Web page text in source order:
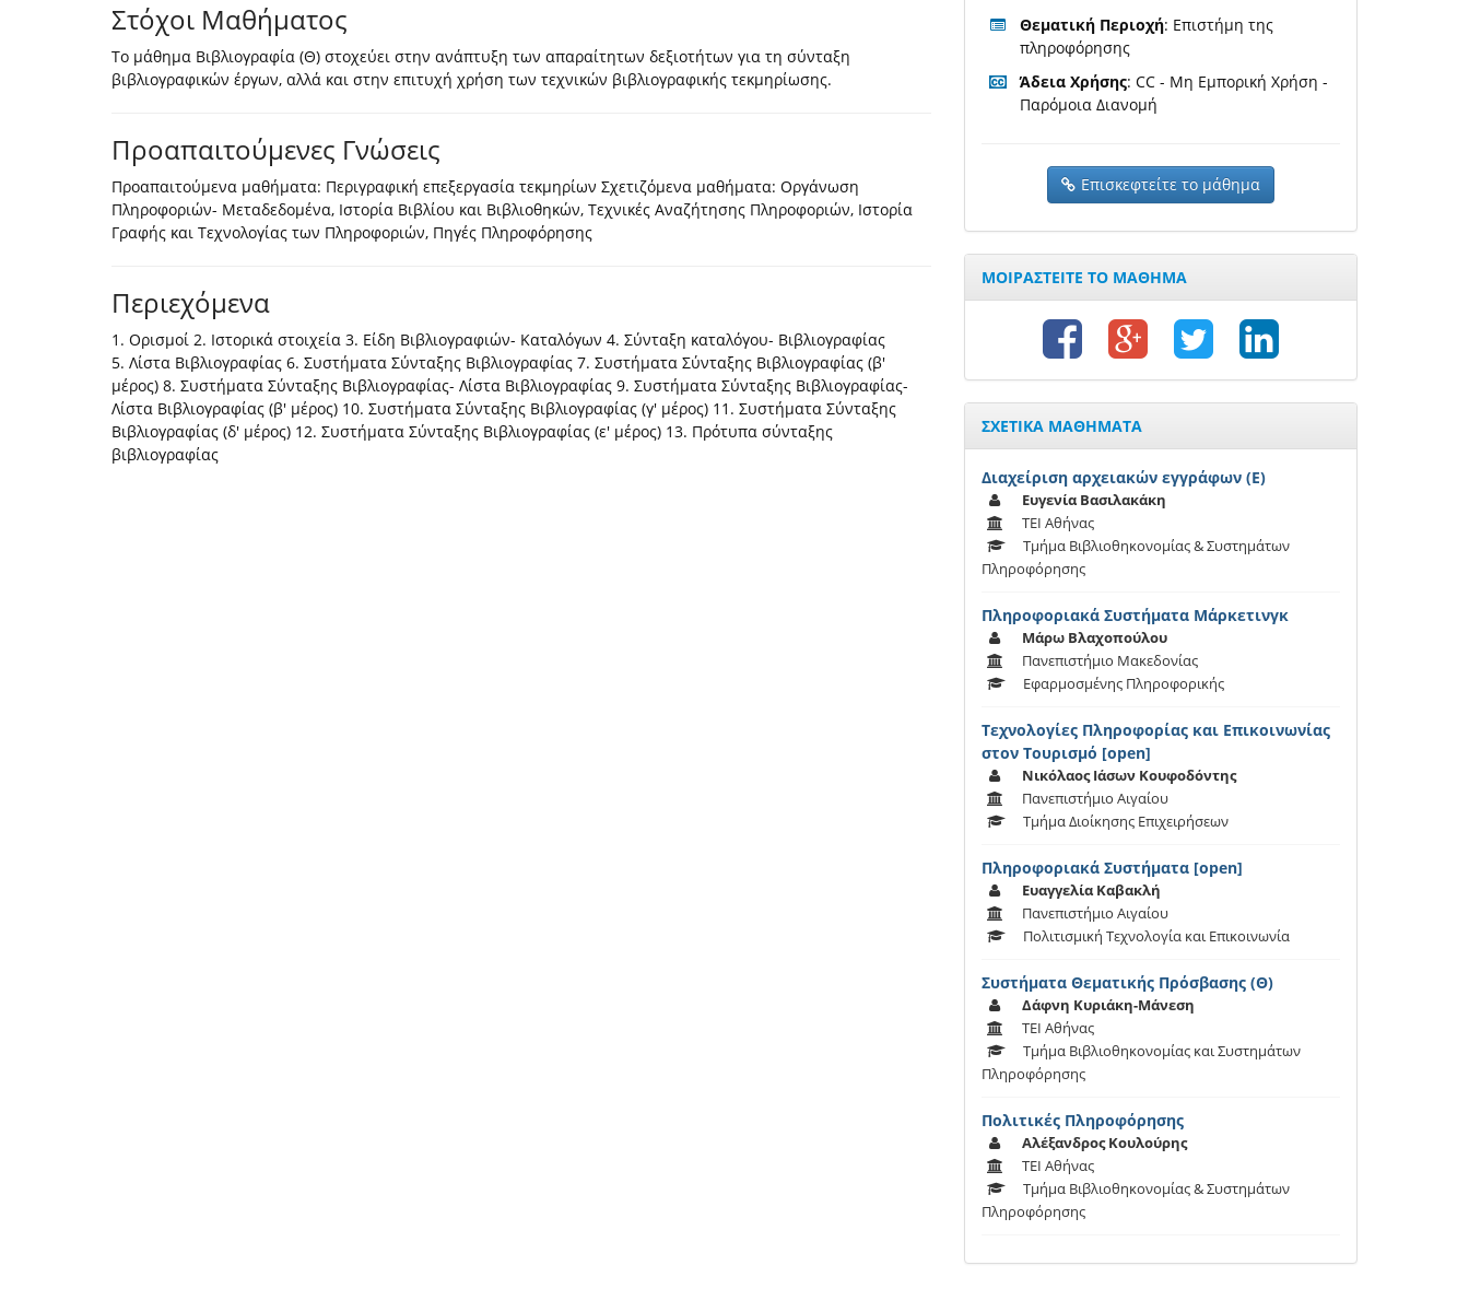
Στόχοι Μαθήματος
Το μάθημα Βιβλιογραφία (Θ) στοχεύει στην ανάπτυξη των απαραίτητων δεξιοτήτων για τη σύνταξη
βιβλιογραφικών έργων, αλλά και στην επιτυχή χρήση των τεχνικών βιβλιογραφικής τεκμηρίωσης.
Προαπαιτούμενες Γνώσεις
Προαπαιτούμενα μαθήματα: Περιγραφική επεξεργασία τεκμηρίων Σχετιζόμενα μαθήματα: Οργάνωση
Πληροφοριών- Μεταδεδομένα, Ιστορία Βιβλίου και Βιβλιοθηκών, Τεχνικές Αναζήτησης Πληροφοριών, Ιστορία
Γραφής και Τεχνολογίας των Πληροφοριών, Πηγές Πληροφόρησης
Περιεχόμενα
1. Ορισμοί 2. Ιστορικά στοιχεία 3. Είδη Βιβλιογραφιών- Καταλόγων 4. Σύνταξη καταλόγου- Βιβλιογραφίας
5. Λίστα Βιβλιογραφίας 6. Συστήματα Σύνταξης Βιβλιογραφίας 7. Συστήματα Σύνταξης Βιβλιογραφίας (β'
μέρος) 8. Συστήματα Σύνταξης Βιβλιογραφίας- Λίστα Βιβλιογραφίας 9. Συστήματα Σύνταξης Βιβλιογραφίας-
Λίστα Βιβλιογραφίας (β' μέρος) 10. Συστήματα Σύνταξης Βιβλιογραφίας (γ' μέρος) 11. Συστήματα Σύνταξης
Βιβλιογραφίας (δ' μέρος) 12. Συστήματα Σύνταξης Βιβλιογραφίας (ε' μέρος) 13. Πρότυπα σύνταξης
βιβλιογραφίας
Θεματική Περιοχή: Επιστήμη της
πληροφόρησης
Άδεια Χρήσης: CC - Μη Εμπορική Χρήση -
Παρόμοια Διανομή
Επισκεφτείτε το μάθημα
ΜΟΙΡΑΣΤΕΙΤΕ ΤΟ ΜΑΘΗΜΑ
ΣΧΕΤΙΚΑ ΜΑΘΗΜΑΤΑ
Διαχείριση αρχειακών εγγράφων (Ε)
Ευγενία Βασιλακάκη
ΤΕΙ Αθήνας
Τμήμα Βιβλιοθηκονομίας & Συστημάτων
Πληροφόρησης
Πληροφοριακά Συστήματα Μάρκετινγκ
Μάρω Βλαχοπούλου
Πανεπιστήμιο Μακεδονίας
Εφαρμοσμένης Πληροφορικής
Τεχνολογίες Πληροφορίας και Επικοινωνίας
στον Τουρισμό [open]
Νικόλαος Ιάσων Κουφοδόντης
Πανεπιστήμιο Αιγαίου
Τμήμα Διοίκησης Επιχειρήσεων
Πληροφοριακά Συστήματα [open]
Ευαγγελία Καβακλή
Πανεπιστήμιο Αιγαίου
Πολιτισμική Τεχνολογία και Επικοινωνία
Συστήματα Θεματικής Πρόσβασης (Θ)
Δάφνη Κυριάκη-Μάνεση
ΤΕΙ Αθήνας
Τμήμα Βιβλιοθηκονομίας και Συστημάτων
Πληροφόρησης
Πολιτικές Πληροφόρησης
Αλέξανδρος Κουλούρης
ΤΕΙ Αθήνας
Τμήμα Βιβλιοθηκονομίας & Συστημάτων
Πληροφόρησης